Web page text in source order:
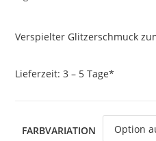
Verspielter Glitzerschmuck
Lieferzeit:3 – 5 Tage*
FARBVARIATION